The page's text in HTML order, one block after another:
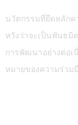
นวัตกรรมที่ยึดหลักค
หวังว่าจะเป็นพันธมิ
การพัฒนาอย่างต่อเ
หมายของความร่วม